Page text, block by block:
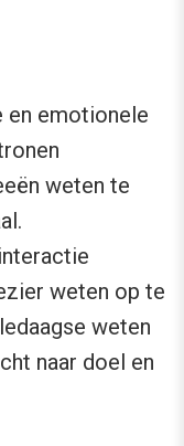
en emotionele
weten te
weten op te
weten
naar doel en